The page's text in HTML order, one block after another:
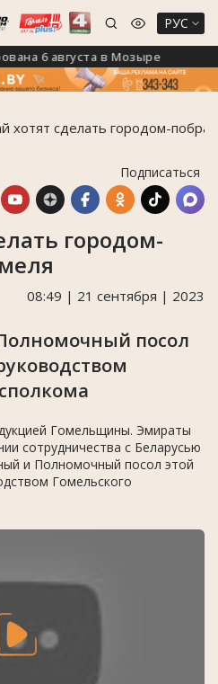
РУС
6 августа в Мозыре
хотят сделать городом-
Подписаться
городом-
08:49 | 21 сентября | 2023
посол
Гомельщины. Эмираты
сотрудничества с Беларусью
и Полномочный посол этой
Гомельского